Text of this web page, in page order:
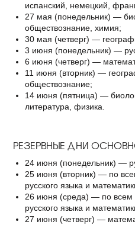
испанский, немецкий,
27 мая (понедельник) —
обществознание, химия;
30 мая (четверг) —
3 июня (понедельник) —
6 июня (четверг) —
11 июня (вторник) —
обществознание;
14 июня (пятница) —
литература, физика.
РЕЗЕРВНЫЕ ДНИ
24 июня (понедельник) —
25 июня (вторник) — по
русского языка и
26 июня (среда) — по
русского языка и
27 июня (четверг) —